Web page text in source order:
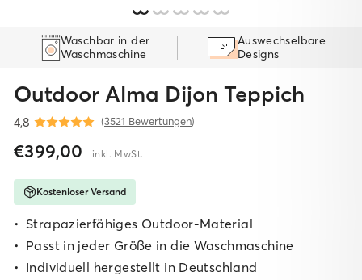
Waschbar in der
Waschmaschine
Auswechselbare
Designs
Outdoor Alma Dijon Teppich
4,8 (3521 Bewertungen)
Normaler
Sonderpreis
€399,00 inkl. MwSt.
Kostenloser Versand
Strapazierfähiges Outdoor-Material
Passt in jeder Größe in die Waschmaschine
Individuell hergestellt in Deutschland